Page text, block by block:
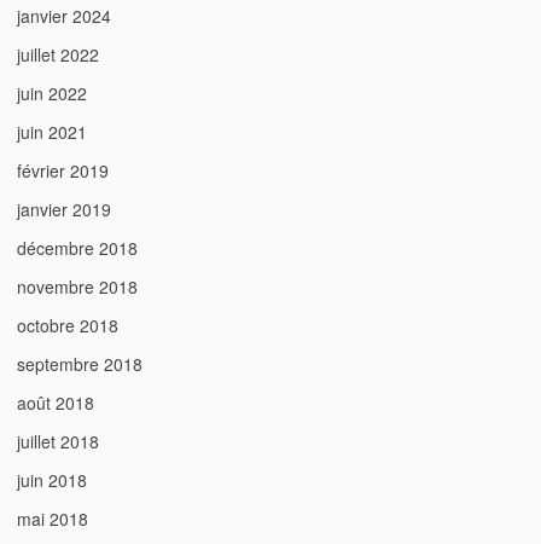
janvier 2024
juillet 2022
juin 2022
juin 2021
février 2019
janvier 2019
décembre 2018
novembre 2018
octobre 2018
septembre 2018
août 2018
juillet 2018
juin 2018
mai 2018